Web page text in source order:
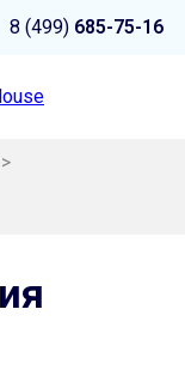
8 (499) 685-75-16
>